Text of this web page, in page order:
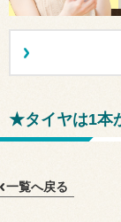
★タイヤは1本
一覧へ戻る